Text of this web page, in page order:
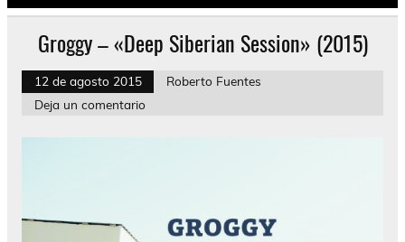
Groggy – «Deep Siberian Session» (2015)
12 de agosto 2015
Roberto Fuentes
Deja un comentario